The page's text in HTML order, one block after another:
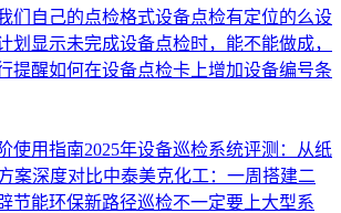
们自己的点检格式设备点检有定位的么设
划显示未完成设备点检时，能不能做成，
提醒如何在设备点检卡上增加设备编号条
使用指南2025年设备巡检系统评测：从纸
案深度对比中泰美克化工：一周搭建二
节能环保新路径巡检不一定要上大型系